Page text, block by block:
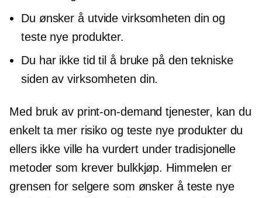
Du ønsker å utvide virksomheten din og
teste nye produkter.
Du har ikke tid til å bruke på den tekniske
siden av virksomheten din.
Med bruk av print-on-demand tjenester, kan du
enkelt ta mer risiko og teste nye produkter du
ellers ikke ville ha vurdert under tradisjonelle
metoder som krever bulkkjøp. Himmelen er
grensen for selgere som ønsker å teste nye